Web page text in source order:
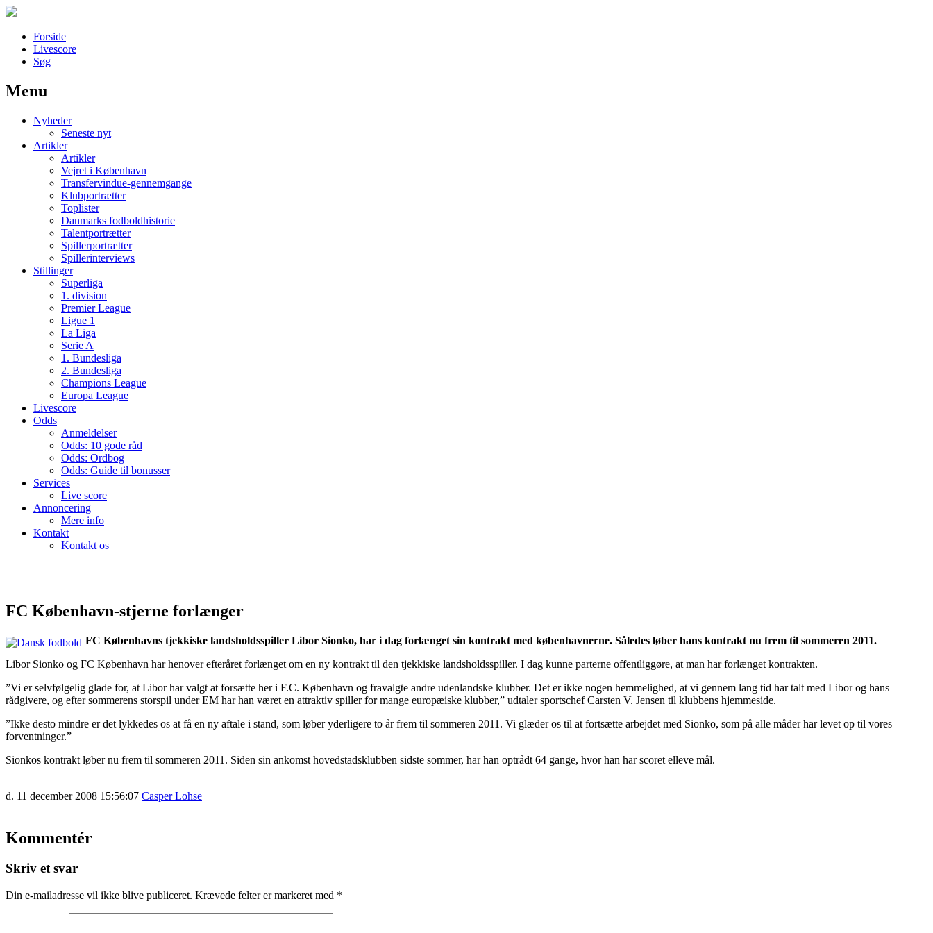
Forside
Livescore
Søg
Наши партнеры
лучшие займы
Menu
Nyheder
Seneste nyt
Artikler
Artikler
Vejret i København
Transfervindue-gennemgange
Klubportrætter
Toplister
Danmarks fodboldhistorie
Talentportrætter
Spillerportrætter
Spillerinterviews
Stillinger
Superliga
1. division
Premier League
Ligue 1
La Liga
Serie A
1. Bundesliga
2. Bundesliga
Champions League
Europa League
Livescore
Odds
Anmeldelser
Odds: 10 gode råd
Odds: Ordbog
Odds: Guide til bonusser
Services
Live score
Annoncering
Mere info
Kontakt
Kontakt os
FC København-stjerne forlænger
FC Københavns tjekkiske landsholdsspiller Libor Sionko, har i dag forlænget sin kontrakt med københavnerne. Således løber hans kontrakt nu frem til sommeren 2011.
Libor Sionko og FC København har henover efteråret forlænget om en ny kontrakt til den tjekkiske landsholdsspiller. I dag kunne parterne offentliggøre, at man har forlænget kontrakten.
”Vi er selvfølgelig glade for, at Libor har valgt at forsætte her i F.C. København og fravalgte andre udenlandske klubber. Det er ikke nogen hemmelighed, at vi gennem lang tid har talt med Libor og hans
rådgivere, og efter sommerens storspil under EM har han været en attraktiv spiller for mange europæiske klubber,” udtaler sportschef Carsten V. Jensen til klubbens hjemmeside.
”Ikke desto mindre er det lykkedes os at få en ny aftale i stand, som løber yderligere to år frem til sommeren 2011. Vi glæder os til at fortsætte arbejdet med Sionko, som på alle måder har levet op til vores
forventninger.”
Sionkos kontrakt løber nu frem til sommeren 2011. Siden sin ankomst hovedstadsklubben sidste sommer, har han optrådt 64 gange, hvor han har scoret elleve mål.
d. 11 december 2008 15:56:07 Casper Lohse
Kommentér
Skriv et svar
Din e-mailadresse vil ikke blive publiceret. Krævede felter er markeret med *